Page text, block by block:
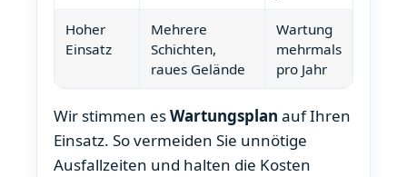
Hoher
Einsatz
Mehrere
Schichten,
raues Gelände
Wartung
mehrmals
pro Jahr
Wir stimmen esWartungsplan auf Ihren
Einsatz. So vermeiden Sie unnötige
Ausfallzeiten und halten die Kosten